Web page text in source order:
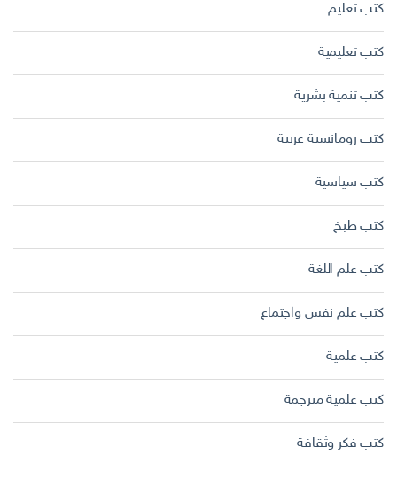
كتب تعليم
كتب تعليمية
كتب تنمية بشرية
كتب رومانسية عربية
كتب سياسية
كتب طبخ
كتب علم اللغة
كتب علم نفس واجتماع
كتب علمية
كتب علمية مترجمة
كتب فكر وثقافة